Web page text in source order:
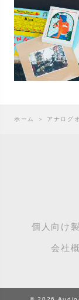
ホーム ＞ アナログ
個人向け
会社